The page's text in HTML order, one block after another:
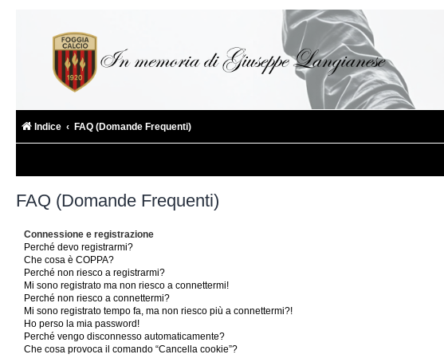
Indice FAQ (Domande Frequenti)
FAQ (Domande Frequenti)
Connessione e registrazione
Perché devo registrarmi?
Che cosa è COPPA?
Perché non riesco a registrarmi?
Mi sono registrato ma non riesco a connettermi!
Perché non riesco a connettermi?
Mi sono registrato tempo fa, ma non riesco più a connettermi?!
Ho perso la mia password!
Perché vengo disconnesso automaticamente?
Che cosa provoca il comando “Cancella cookie”?